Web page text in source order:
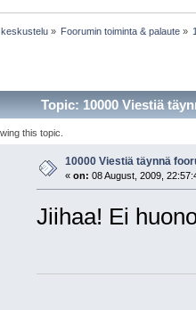
» Foorumin toiminta & palaute»
Topic: 10000 Viestiä
this topic.
10000 Viestiä täynnä
« on: 08 August, 2009,
Jiihaa! Ei